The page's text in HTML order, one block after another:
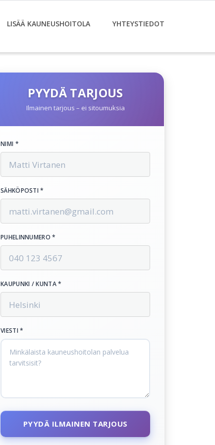
LISÄÄ KAUNEUSHOITOLA YHTEYSTIEDOT
PYYDÄ TARJOUS
Ilmainen tarjous – ei sitoumuksia
NIMI *
SÄHKÖPOSTI *
PUHELINNUMERO *
KAUPUNKI / KUNTA *
VIESTI *
PYYDÄ ILMAINEN TARJOUS